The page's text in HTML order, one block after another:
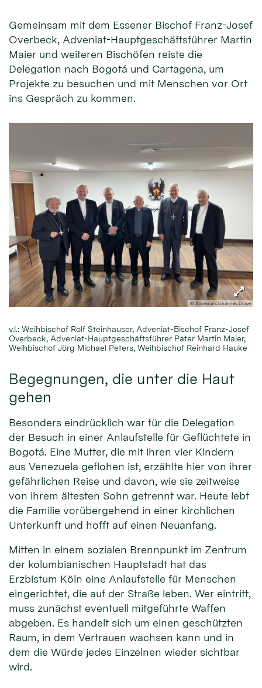
Gemeinsam mit dem Essener Bischof Franz-Josef
Overbeck, Adveniat-Hauptgeschäftsführer Martin
Maier und weiteren Bischöfen reiste die
Delegation nach Bogotá und Cartagena, um
Projekte zu besuchen und mit Menschen vor Ort
ins Gespräch zu kommen.
© Adveniat/Johannes Duwe
v.l.: Weihbischof Rolf Steinhäuser, Adveniat-Bischof Franz-Josef
Overbeck, Adveniat-Hauptgeschäftsführer Pater Martin Maier,
Weihbischof Jörg Michael Peters, Weihbischof Reinhard Hauke
Begegnungen, die unter die Haut
gehen
Besonders eindrücklich war für die Delegation
der Besuch in einer Anlaufstelle für Geflüchtete in
Bogotá. Eine Mutter, die mit ihren vier Kindern
aus Venezuela geflohen ist, erzählte hier von ihrer
gefährlichen Reise und davon, wie sie zeitweise
von ihrem ältesten Sohn getrennt war. Heute lebt
die Familie vorübergehend in einer kirchlichen
Unterkunft und hofft auf einen Neuanfang.
Mitten in einem sozialen Brennpunkt im Zentrum
der kolumbianischen Hauptstadt hat das
Erzbistum Köln eine Anlaufstelle für Menschen
eingerichtet, die auf der Straße leben. Wer eintritt,
muss zunächst eventuell mitgeführte Waffen
abgeben. Es handelt sich um einen geschützten
Raum, in dem Vertrauen wachsen kann und in
dem die Würde jedes Einzelnen wieder sichtbar
wird.